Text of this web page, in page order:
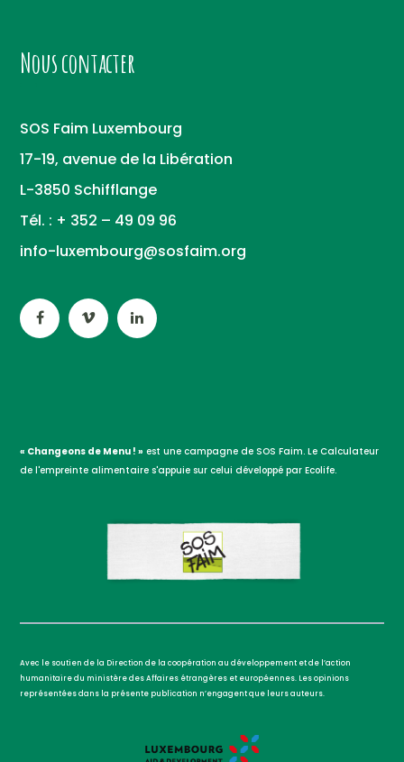
Nous contacter
SOS Faim Luxembourg
17-19, avenue de la Libération
L-3850 Schifflange
Tél. : + 352 – 49 09 96
info-luxembourg@sosfaim.org
« Changeons de Menu ! » est une campagne de SOS Faim. Le Calculateur
de l'empreinte alimentaire s'appuie sur celui développé par Ecolife.
Avec le soutien de la Direction de la coopération au développement et de l’action
humanitaire du ministère des Affaires étrangères et européennes. Les opinions
représentées dans la présente publication n’engagent que leurs auteurs.